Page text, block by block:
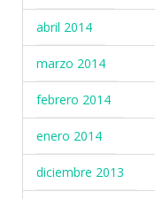
abril 2014
marzo 2014
febrero 2014
enero 2014
diciembre 2013